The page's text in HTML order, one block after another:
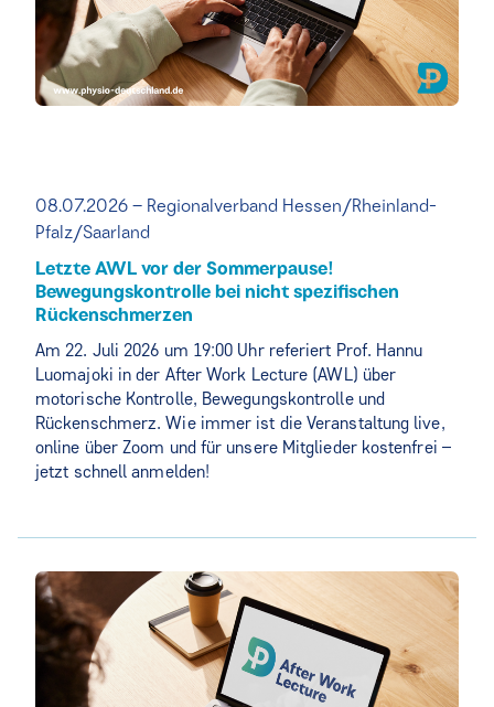
08.07.2026 – Regionalverband Hessen/Rheinland-
Pfalz/Saarland
Letzte AWL vor der Sommerpause!
Bewegungskontrolle bei nicht spezifischen
Rückenschmerzen
Am 22. Juli 2026 um 19:00 Uhr referiert Prof. Hannu
Luomajoki in der After Work Lecture (AWL) über
motorische Kontrolle, Bewegungskontrolle und
Rückenschmerz. Wie immer ist die Veranstaltung live,
online über Zoom und für unsere Mitglieder kostenfrei –
jetzt schnell anmelden!